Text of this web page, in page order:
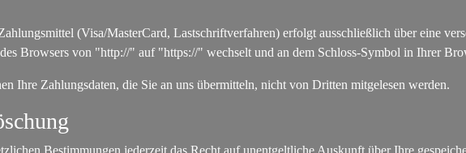
(Visa/MasterCard, Lastschriftverfahren) erfolgt ausschließlich über eine
Browsers von "http://" auf "https://" wechselt und an dem Schloss-Symbol in Ihrer
Ihre Zahlungsdaten, die Sie an uns übermitteln, nicht von Dritten mitgelesen werden.
Bestimmungen jederzeit das Recht auf unentgeltliche Auskunft über Ihre